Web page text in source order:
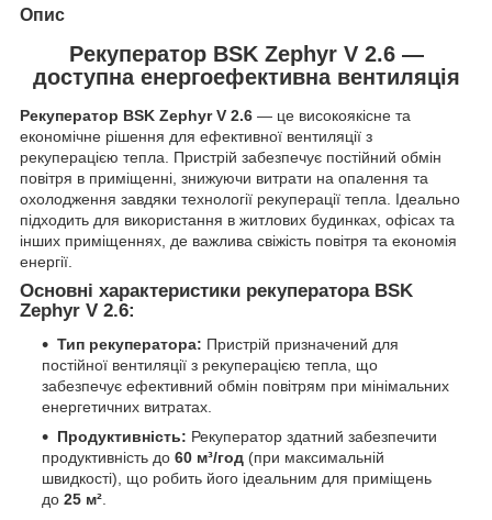
Опис
Рекуператор BSK Zephyr V 2.6 —
доступна енергоефективна вентиляція
Рекуператор BSK Zephyr V 2.6 — це високоякісне та
економічне рішення для ефективної вентиляції з
рекуперацією тепла. Пристрій забезпечує постійний обмін
повітря в приміщенні, знижуючи витрати на опалення та
охолодження завдяки технології рекуперації тепла. Ідеально
підходить для використання в житлових будинках, офісах та
інших приміщеннях, де важлива свіжість повітря та економія
енергії.
Основні характеристики рекуператора BSK
Zephyr V 2.6:
Тип рекуператора: Пристрій призначений для
постійної вентиляції з рекуперацією тепла, що
забезпечує ефективний обмін повітрям при мінімальних
енергетичних витратах.
Продуктивність: Рекуператор здатний забезпечити
продуктивність до 60 м³/год (при максимальній
швидкості), що робить його ідеальним для приміщень
до 25 м².